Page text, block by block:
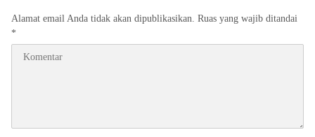
Alamat email Anda tidak akan dipublikasikan. Ruas yang wajib ditandai
*